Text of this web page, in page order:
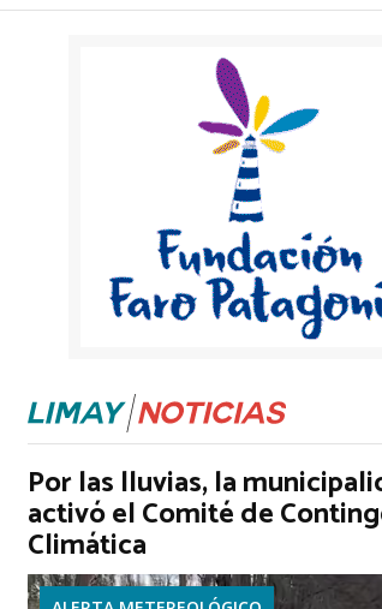
Por las lluvias, la
activó el Comité de
Climática